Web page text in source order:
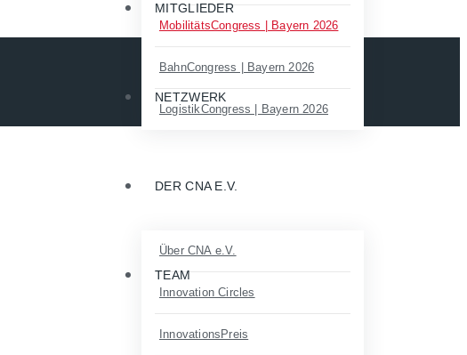
MobilitätsCongress | Bayern 2026
BahnCongress | Bayern 2026
LogistikCongress | Bayern 2026
MITGLIEDER
NETZWERK
DER CNA E.V.
Über CNA e.V.
Innovation Circles
InnovationsPreis
TEAM